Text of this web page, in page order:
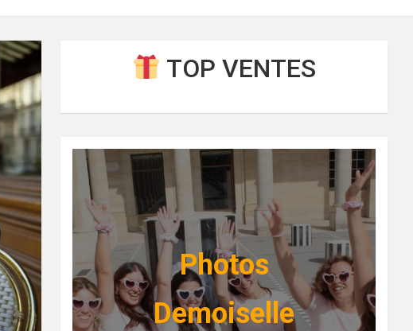
TOP VENTES
Photos
Demoiselle